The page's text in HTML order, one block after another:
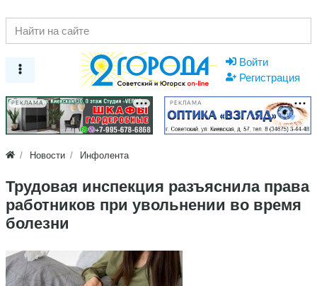
Войти
Регистрация
РЕКЛАМА РЕКЛАМА
Новости Инфолента
Трудовая инспекция разъяснила права
работников при увольнении во время
болезни